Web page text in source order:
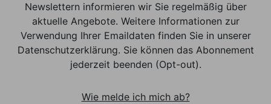
Newslettern informieren wir Sie regelmäßig über
aktuelle Angebote. Weitere Informationen zur
Verwendung Ihrer Emaildaten finden Sie in unserer
Datenschutzerklärung. Sie können das Abonnement
jederzeit beenden (Opt-out).
Wie melde ich mich ab?